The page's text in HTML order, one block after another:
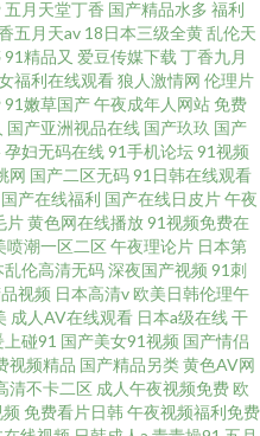
五月天堂丁香 国产精品水多 福利
五月天av 18日本三级全黄乱伦天
91精品又 爱豆传媒下载 丁香九月
福利在线观看狼人激情网 伦理片
91嫩草国产午夜成年人网站 免费
国产亚洲视品在线 国产玖玖 国产
孕妇无码在线91手机论坛91视频
网 国产二区无码91日韩在线观看
国产在线福利 国产在线日皮片午夜
片黄色网在线播放91视频免费在
喷潮一区二区 午夜理论片 日本第
乱伦高清无码深夜国产视频 91刺
视频 日本高清v 欧美日韩伦理午
成人AV在线观看 日本a级在线干
上碰91 国产美女91视频 国产情侣
视频精品 国产精品另类黄色AV网
清不卡二区 成人午夜视频免费 欧
免费看片日韩午夜视频福利免费